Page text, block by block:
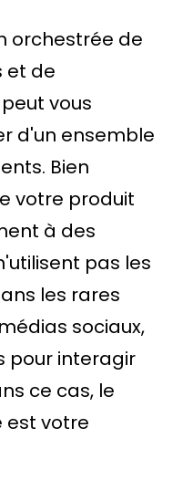
orchestrée de
et de
vous
d'un ensemble
Bien
votre produit
à des
pas les
les rares
sociaux,
pour interagir
ce cas, le
est votre